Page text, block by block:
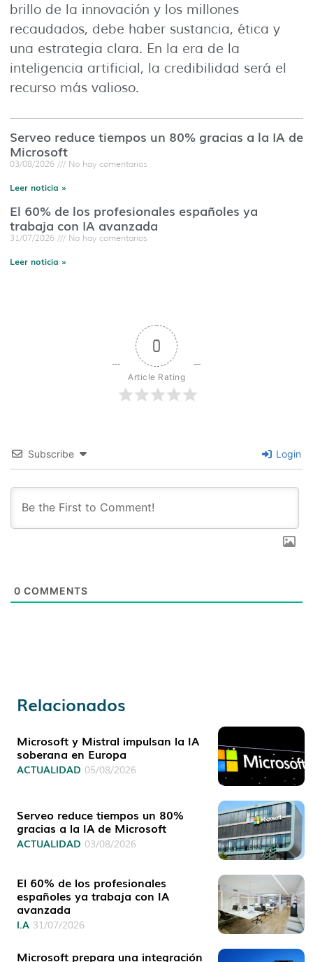
brillo de la innovación y los millones
recaudados, debe haber sustancia, ética y
una estrategia clara. En la era de la
inteligencia artificial, la credibilidad será el
recurso más valioso.
Serveo reduce tiempos un 80% gracias a la IA de
Microsoft
03/08/2026 No hay comentarios
Leer noticia »
El 60% de los profesionales españoles ya
trabaja con IA avanzada
31/07/2026 No hay comentarios
Leer noticia »
0
Article Rating
Subscribe Login
0 COMMENTS
Relacionados
Microsoft y Mistral impulsan la IA
soberana en Europa
ACTUALIDAD 05/08/2026
Serveo reduce tiempos un 80%
gracias a la IA de Microsoft
ACTUALIDAD 03/08/2026
El 60% de los profesionales
españoles ya trabaja con IA
avanzada
I.A 31/07/2026
Microsoft prepara una integración